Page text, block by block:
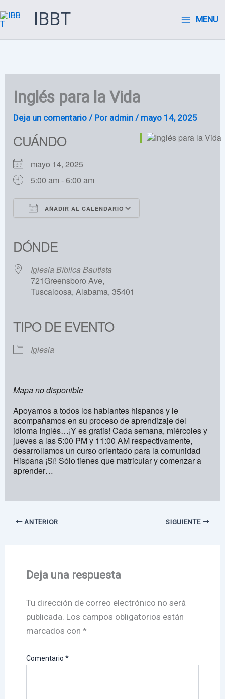
al
IBBT MENU
Inglés para la Vida
Deja un comentario / Por admin / mayo 14, 2025
CUÁNDO
mayo 14, 2025
5:00 am - 6:00 am
AÑADIR AL CALENDARIO
DÓNDE
Iglesia Bíblica Bautista
721Greensboro Ave,
Tuscaloosa, Alabama, 35401
TIPO DE EVENTO
Iglesia
Mapa no disponible
Apoyamos a todos los hablantes hispanos y le
acompañamos en su proceso de aprendizaje del
idioma Inglés…¡Y es gratis! Cada semana, miércoles y
jueves a las 5:00 PM y 11:00 AM respectivamente,
desarrollamos un curso orientado para la comunidad
Hispana ¡Sí! Sólo tienes que matricular y comenzar a
aprender…
ANTERIOR SIGUIENTE
Deja una respuesta
Tu dirección de correo electrónico no será
publicada. Los campos obligatorios están
marcados con *
Comentario *